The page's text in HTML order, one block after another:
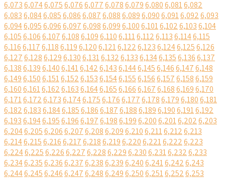
6,0736,0746,0756,0766,0776,0786,0796,0806,0816,082
6,0836,0846,0856,0866,0876,0886,0896,0906,0916,0926,093
6,0946,0956,0966,0976,0986,0996,1006,1016,1026,1036,104
6,1056,1066,1076,1086,1096,1106,1116,1126,1136,1146,115
6,1166,1176,1186,1196,1206,1216,1226,1236,1246,1256,126
6,1276,1286,1296,1306,1316,1326,1336,1346,1356,1366,137
6,1386,1396,1406,1416,1426,1436,1446,1456,1466,1476,148
6,1496,1506,1516,1526,1536,1546,1556,1566,1576,1586,159
6,1606,1616,1626,1636,1646,1656,1666,1676,1686,1696,170
6,1716,1726,1736,1746,1756,1766,1776,1786,1796,1806,181
6,1826,1836,1846,1856,1866,1876,1886,1896,1906,1916,192
6,1936,1946,1956,1966,1976,1986,1996,2006,2016,2026,203
6,2046,2056,2066,2076,2086,2096,2106,2116,2126,213
6,2146,2156,2166,2176,2186,2196,2206,2216,2226,223
6,2246,2256,2266,2276,2286,2296,2306,2316,2326,233
6,2346,2356,2366,2376,2386,2396,2406,2416,2426,243
6,2446,2456,2466,2476,2486,2496,2506,2516,2526,253